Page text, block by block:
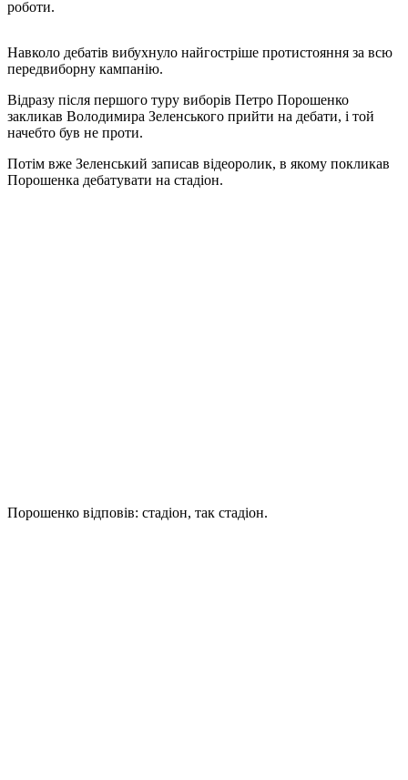
роботи.
Навколо дебатів вибухнуло найгостріше протистояння за всю
передвиборну кампанію.
Відразу після першого туру виборів Петро Порошенко
закликав Володимира Зеленського прийти на дебати, і той
начебто був не проти.
Потім вже Зеленський записав відеоролик, в якому покликав
Порошенка дебатувати на стадіон.
Порошенко відповів: стадіон, так стадіон.